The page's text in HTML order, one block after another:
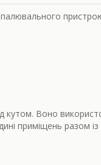
Воно
приміщень разом